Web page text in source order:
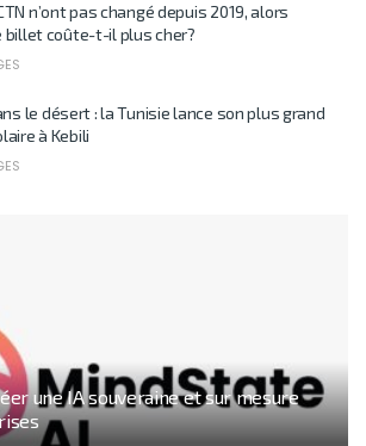
n’ont pas changé depuis 2019, alors
billet coûte-t-il plus cher?
le désert : la Tunisie lance son plus grand
à Kebili
une IA souveraine et sur mesure